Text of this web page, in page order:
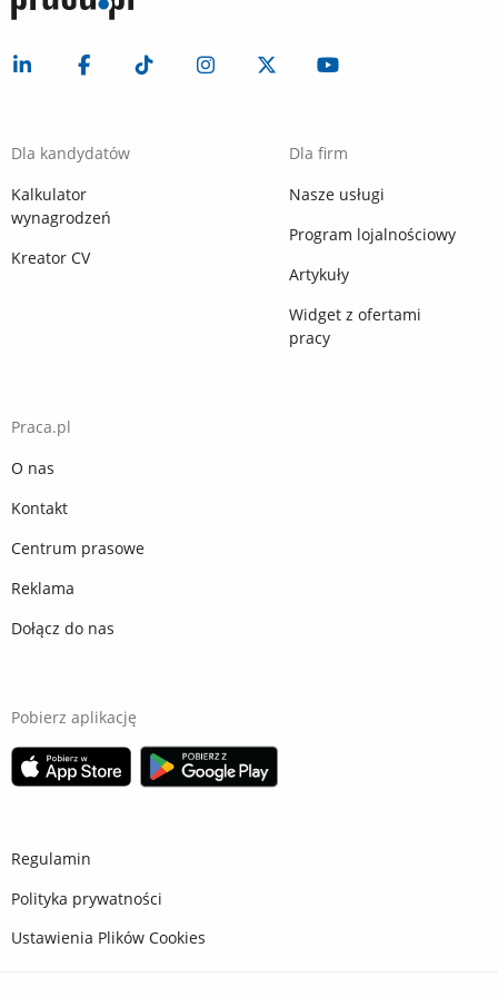
Dla kandydatów
Kalkulator
wynagrodzeń
Kreator CV
Dla firm
Nasze usługi
Program lojalnościowy
Artykuły
Widget z ofertami
pracy
Praca.pl
O nas
Kontakt
Centrum prasowe
Reklama
Dołącz do nas
Pobierz aplikację
Regulamin
Polityka prywatności
Ustawienia Plików Cookies